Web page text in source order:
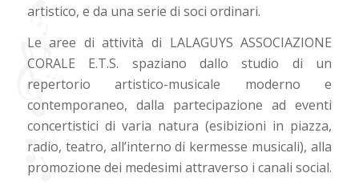
artistico, e da una serie di soci ordinari.
Le aree di attività di LALAGUYS ASSOCIAZIONE
CORALE E.T.S. spaziano dallo studio di un
repertorio artistico-musicale moderno e
contemporaneo, dalla partecipazione ad eventi
concertistici di varia natura (esibizioni in piazza,
radio, teatro, all’interno di kermesse musicali), alla
promozione dei medesimi attraverso i canali social.